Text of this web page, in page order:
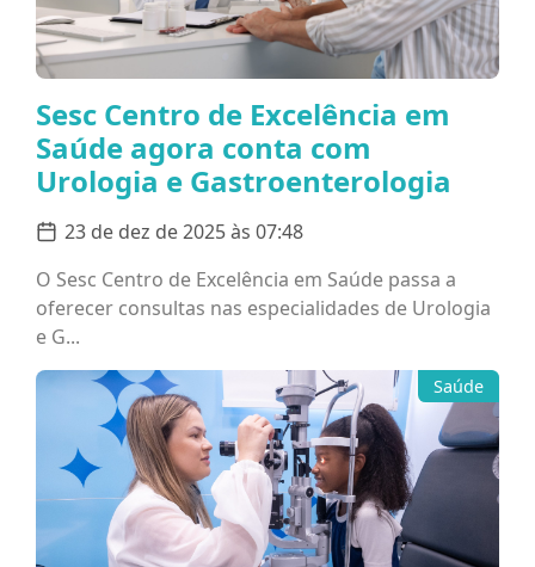
Sesc Centro de Excelência em
Saúde agora conta com
Urologia e Gastroenterologia
23 de dez de 2025 às 07:48
O Sesc Centro de Excelência em Saúde passa a
oferecer consultas nas especialidades de Urologia
e G...
Saúde